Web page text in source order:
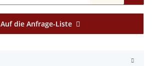
Auf die Anfrage-Liste